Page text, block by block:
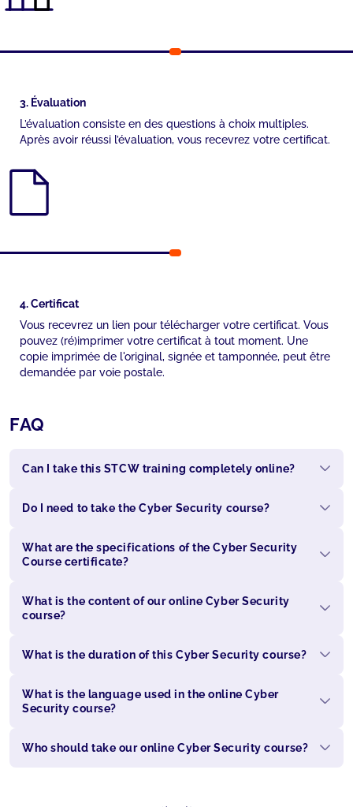
3. Évaluation
L’évaluation consiste en des questions à choix multiples.
Après avoir réussi l’évaluation, vous recevrez votre certificat.
4. Certificat
Vous recevrez un lien pour télécharger votre certificat. Vous
pouvez (ré)imprimer votre certificat à tout moment. Une
copie imprimée de l'original, signée et tamponnée, peut être
demandée par voie postale.
FAQ
Can I take this STCW training completely online?
Do I need to take the Cyber Security course?
What are the specifications of the Cyber Security
Course certificate?
What is the content of our online Cyber Security
course?
What is the duration of this Cyber Security course?
What is the language used in the online Cyber
Security course?
Who should take our online Cyber Security course?